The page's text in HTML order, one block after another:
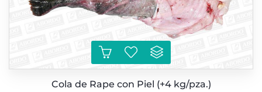
Cola de Rape con Piel (+4 kg/pza.)